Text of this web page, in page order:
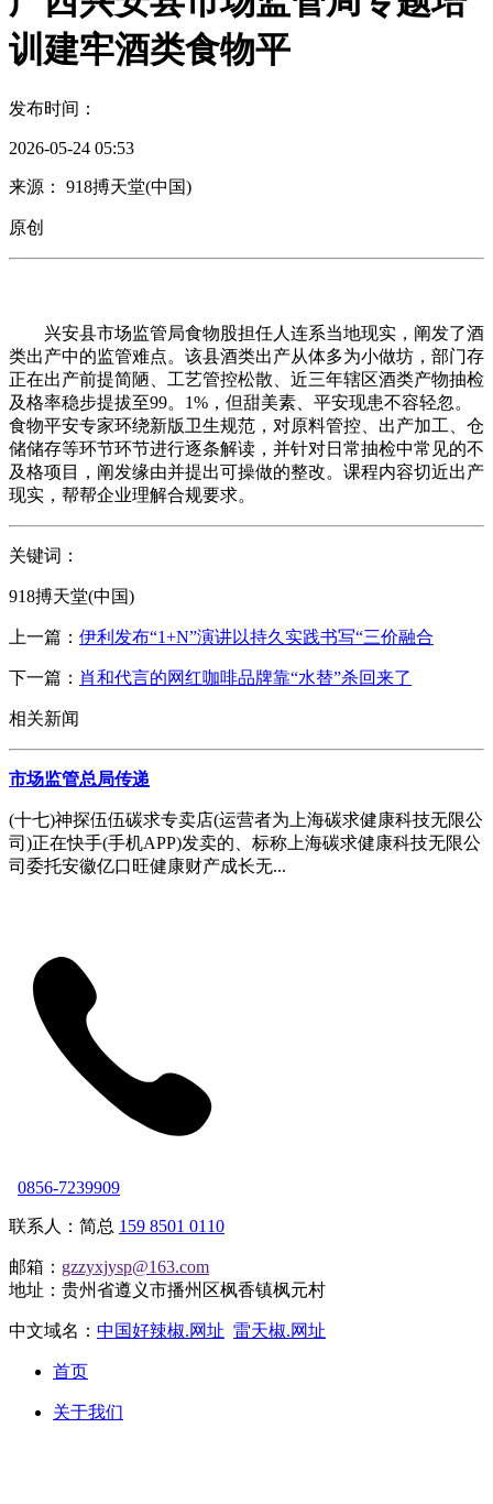
训建牢酒类食物平
发布时间：
2026-05-24 05:53
来源： 918搏天堂(中国)
原创
兴安县市场监管局食物股担任人连系当地现实，阐发了酒
类出产中的监管难点。该县酒类出产从体多为小做坊，部门存
正在出产前提简陋、工艺管控松散、近三年辖区酒类产物抽检
及格率稳步提拔至99。1%，但甜美素、平安现患不容轻忽。
食物平安专家环绕新版卫生规范，对原料管控、出产加工、仓
储储存等环节环节进行逐条解读，并针对日常抽检中常见的不
及格项目，阐发缘由并提出可操做的整改。课程内容切近出产
现实，帮帮企业理解合规要求。
关键词：
918搏天堂(中国)
上一篇： 伊利发布“1+N”演讲以持久实践书写“三价融合
下一篇： 肖和代言的网红咖啡品牌靠“水替”杀回来了
相关新闻
市场监管总局传递
(十七)神探伍伍碳求专卖店(运营者为上海碳求健康科技无限公
司)正在快手(手机APP)发卖的、标称上海碳求健康科技无限公
司委托安徽亿口旺健康财产成长无...
0856-7239909
联系人：简总 159 8501 0110
邮箱： gzzyxjysp@163.com
地址：贵州省遵义市播州区枫香镇枫元村
中文域名： 中国好辣椒.网址 雷天椒.网址
首页
关于我们